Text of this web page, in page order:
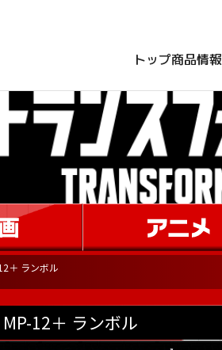
トップ商品情報
＋ ランボル
MP-12＋ ランボル